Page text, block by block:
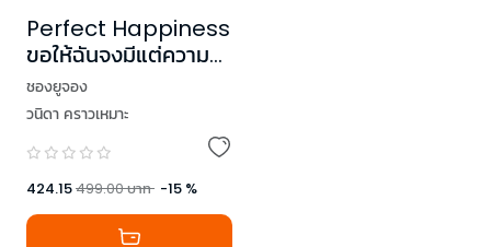
Perfect Happiness
ขอให้ฉันจงมีแต่ความ
สุข
ชองยูจอง
วนิดา คราวเหมาะ
424.15499.00บาท -15 %